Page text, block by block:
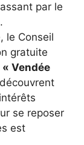
par le
le Conseil
gratuite
« Vendée
se reposer
est